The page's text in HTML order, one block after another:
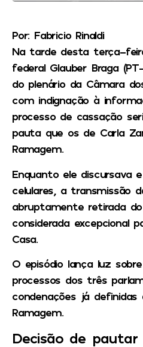
Por: Fabricio Rinaldi
Na tarde desta terça-
federal Glauber Braga
do plenário da Câmara
com indignação à
processo de cassação
pauta que os de Carla
Ramagem.
Enquanto ele discursava
celulares, a transmissão
abruptamente retirada
considerada excepcional
Casa.
O episódio lança luz
processos dos três
condenações já definidas
Ramagem.
Decisão de pautar